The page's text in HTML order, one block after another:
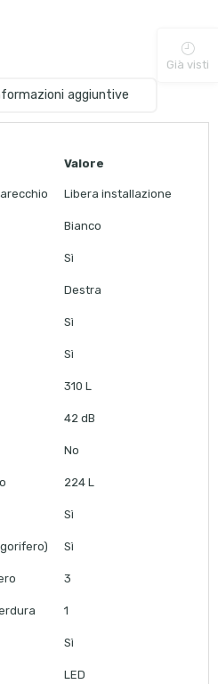
aggiuntive
Valore
Libera installazione
Bianco
Sì
Destra
Sì
Sì
310 L
42 dB
No
224 L
Sì
Sì
3
1
Sì
LED
Già visti